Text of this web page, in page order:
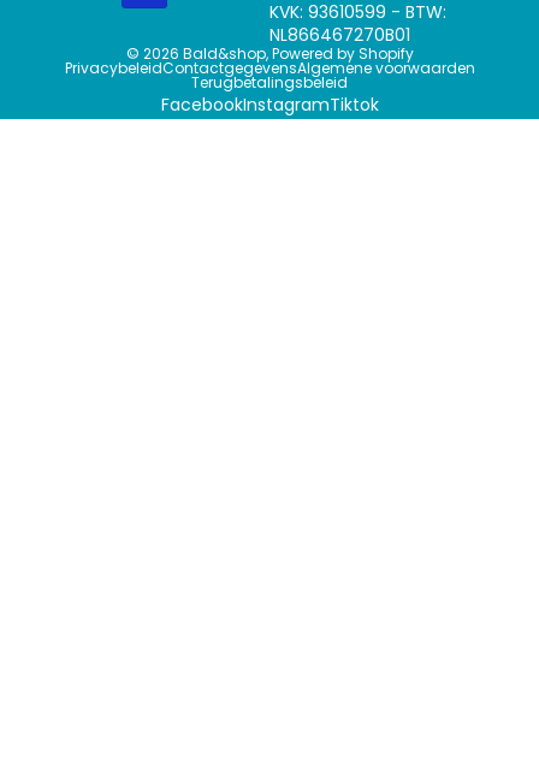
KVK: 93610599 - BTW:
NL866467270B01
© 2026 Bald&shop,Powered by Shopify
PrivacybeleidContactgegevensAlgemene voorwaarden
Terugbetalingsbeleid
FacebookInstagramTiktok